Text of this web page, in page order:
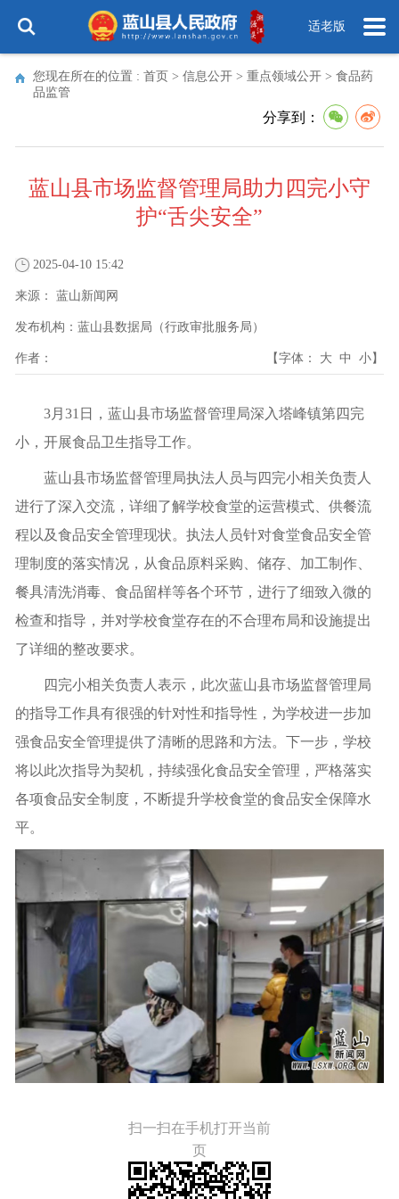
适老版
您现在所在的位置 : 首页 > 信息公开 > 重点领域公开 > 食品药
品监管
分享到：
蓝山县市场监督管理局助力四完小守
护“舌尖安全”
2025-04-10 15:42
来源： 蓝山新闻网
发布机构： 蓝山县数据局（行政审批服务局）
作者： 【字体： 大 中 小】
3月31日，蓝山县市场监督管理局深入塔峰镇第四完
小，开展食品卫生指导工作。
蓝山县市场监督管理局执法人员与四完小相关负责人
进行了深入交流，详细了解学校食堂的运营模式、供餐流
程以及食品安全管理现状。执法人员针对食堂食品安全管
理制度的落实情况，从食品原料采购、储存、加工制作、
餐具清洗消毒、食品留样等各个环节，进行了细致入微的
检查和指导，并对学校食堂存在的不合理布局和设施提出
了详细的整改要求。
四完小相关负责人表示，此次蓝山县市场监督管理局
的指导工作具有很强的针对性和指导性，为学校进一步加
强食品安全管理提供了清晰的思路和方法。下一步，学校
将以此次指导为契机，持续强化食品安全管理，严格落实
各项食品安全制度，不断提升学校食堂的食品安全保障水
平。
扫一扫在手机打开当前
页